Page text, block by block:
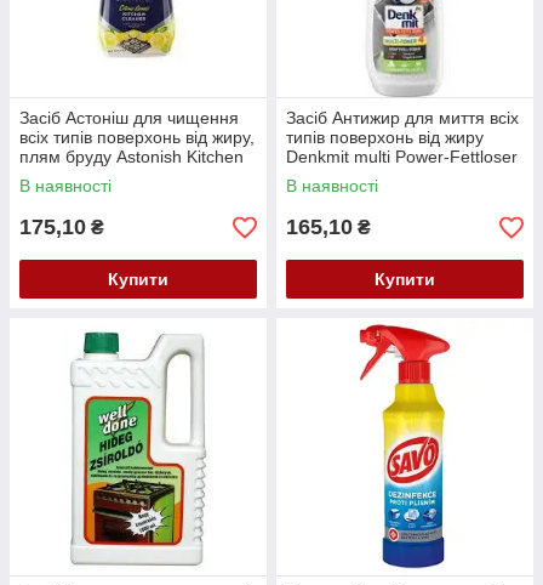
Засіб Астоніш для чищення
всіх типів поверхонь від жиру,
плям бруду Astonish Kitchen
Cleaner 750 мл
В наявності
175,10 ₴
Купити
Засіб Антижир для миття всіх
типів поверхонь від жиру
Denkmit multi Power-Fettloser
750 мл
В наявності
165,10 ₴
Купити